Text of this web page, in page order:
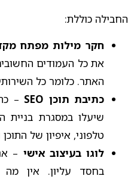
החבילה כוללת:
חקר מילות מפתח
את כל העמודים
האתר. כלומר כל
כתיבת תוכן SEO
–
שיעלו במסגרת בניית
טלפוני, איפיון של
לוגו בעיצוב אישי –
בחסד עליון. אין